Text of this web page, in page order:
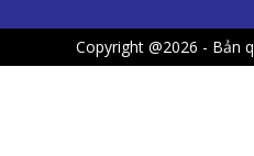
Copyright @2026 - Bản